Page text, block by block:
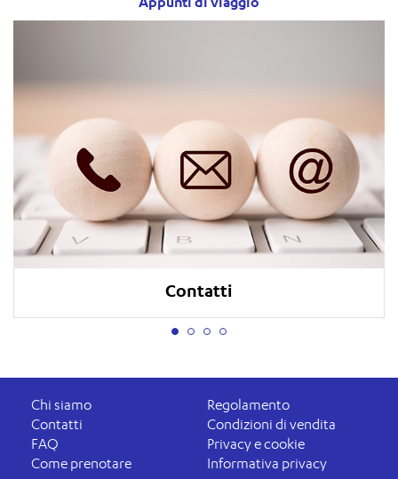
Contatti
Chi siamo
Contatti
FAQ
Come prenotare
Regolamento
Condizioni di vendita
Privacy e cookie
Informativa privacy